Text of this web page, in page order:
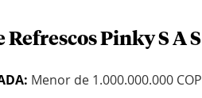
Pinky S A S
Menor de 1.000.000.000 COP